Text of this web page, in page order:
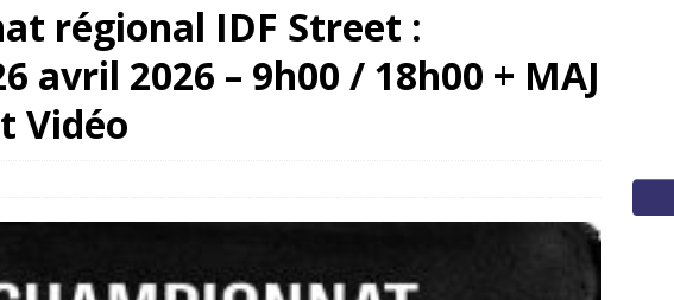
régional IDF Street :
avril 2026 – 9h00 / 18h00 + MAJ
Vidéo